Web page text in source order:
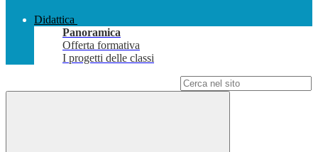
Didattica
Panoramica
Offerta formativa
I progetti delle classi